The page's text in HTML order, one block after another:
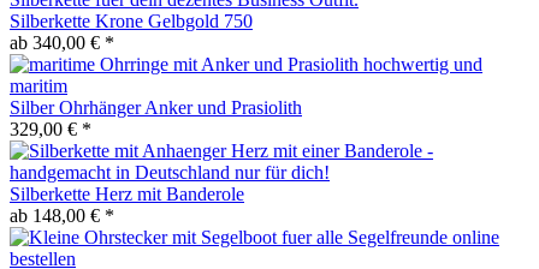
Silberkette Krone Gelbgold 750
ab 340,00 € *
Silber Ohrhänger Anker und Prasiolith
329,00 € *
Silberkette Herz mit Banderole
ab 148,00 € *